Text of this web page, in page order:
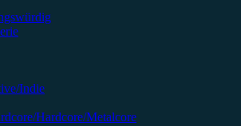
Indie
Hardcore/Metalcore